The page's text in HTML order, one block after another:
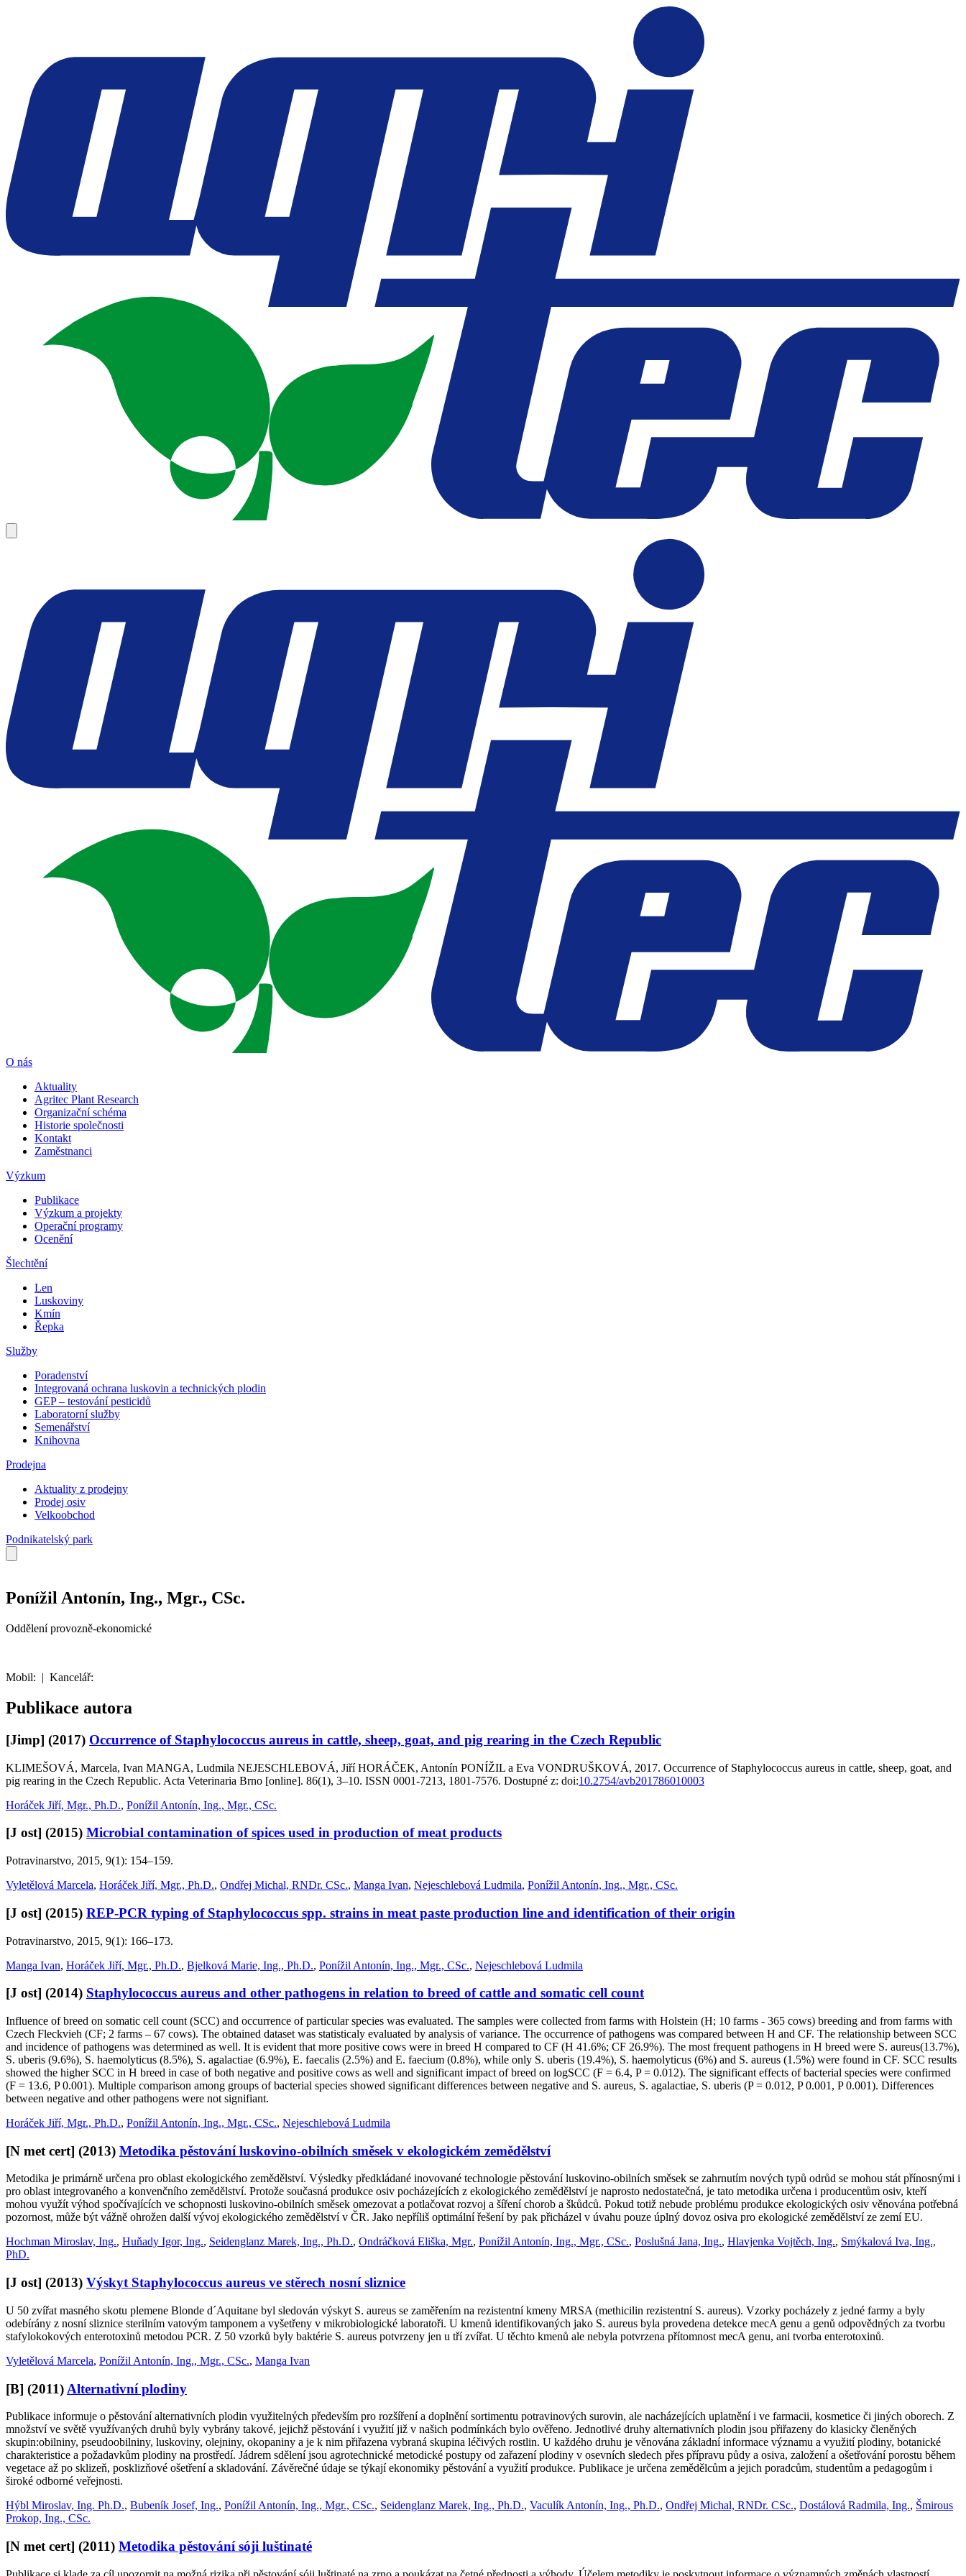
O nás
Aktuality
Agritec Plant Research
Organizační schéma
Historie společnosti
Kontakt
Zaměstnanci
Výzkum
Publikace
Výzkum a projekty
Operační programy
Ocenění
Šlechtění
Len
Luskoviny
Kmín
Řepka
Služby
Poradenství
Integrovaná ochrana luskovin a technických plodin
GEP – testování pesticidů
Laboratorní služby
Semenářství
Knihovna
Prodejna
Aktuality z prodejny
Prodej osiv
Velkoobchod
Podnikatelský park
Ponížil Antonín, Ing., Mgr., CSc.
Oddělení provozně-ekonomické
Mobil: | Kancelář:
Publikace autora
[Jimp] (2017) Occurrence of Staphylococcus aureus in cattle, sheep, goat, and pig rearing in the Czech Republic
KLIMEŠOVÁ, Marcela, Ivan MANGA, Ludmila NEJESCHLEBOVÁ, Jiří HORÁČEK, Antonín PONÍŽIL a Eva VONDRUŠKOVÁ, 2017. Occurrence of Staphylococcus aureus in cattle, sheep, goat, and
pig rearing in the Czech Republic. Acta Veterinaria Brno [online]. 86(1), 3–10. ISSN 0001-7213, 1801-7576. Dostupné z: doi:10.2754/avb201786010003
Horáček Jiří, Mgr., Ph.D., Ponížil Antonín, Ing., Mgr., CSc.
[J ost] (2015) Microbial contamination of spices used in production of meat products
Potravinarstvo, 2015, 9(1): 154–159.
Vyletělová Marcela, Horáček Jiří, Mgr., Ph.D., Ondřej Michal, RNDr. CSc., Manga Ivan, Nejeschlebová Ludmila, Ponížil Antonín, Ing., Mgr., CSc.
[J ost] (2015) REP-PCR typing of Staphylococcus spp. strains in meat paste production line and identification of their origin
Potravinarstvo, 2015, 9(1): 166–173.
Manga Ivan, Horáček Jiří, Mgr., Ph.D., Bjelková Marie, Ing., Ph.D., Ponížil Antonín, Ing., Mgr., CSc., Nejeschlebová Ludmila
[J ost] (2014) Staphylococcus aureus and other pathogens in relation to breed of cattle and somatic cell count
Influence of breed on somatic cell count (SCC) and occurrence of particular species was evaluated. The samples were collected from farms with Holstein (H; 10 farms - 365 cows) breeding and from farms with
Czech Fleckvieh (CF; 2 farms – 67 cows). The obtained dataset was statisticaly evaluated by analysis of variance. The occurrence of pathogens was compared between H and CF. The relationship between SCC
and incidence of pathogens was determined as well. It is evident that more positive cows were in breed H compared to CF (H 41.6%; CF 26.9%). The most frequent pathogens in H breed were S. aureus(13.7%),
S. uberis (9.6%), S. haemolyticus (8.5%), S. agalactiae (6.9%), E. faecalis (2.5%) and E. faecium (0.8%), while only S. uberis (19.4%), S. haemolyticus (6%) and S. aureus (1.5%) were found in CF. SCC results
showed the higher SCC in H breed in case of both negative and positive cows as well and significant impact of breed on logSCC (F = 6.4, P = 0.012). The significant effects of bacterial species were confirmed
(F = 13.6, P 0.001). Multiple comparison among groups of bacterial species showed significant differences between negative and S. aureus, S. agalactiae, S. uberis (P = 0.012, P 0.001, P 0.001). Differences
between negative and other pathogens were not signifiant.
Horáček Jiří, Mgr., Ph.D., Ponížil Antonín, Ing., Mgr., CSc., Nejeschlebová Ludmila
[N met cert] (2013) Metodika pěstování luskovino-obilních směsek v ekologickém zemědělství
Metodika je primárně určena pro oblast ekologického zemědělství. Výsledky předkládané inovované technologie pěstování luskovino-obilních směsek se zahrnutím nových typů odrůd se mohou stát přínosnými i
pro oblast integrovaného a konvenčního zemědělství. Protože současná produkce osiv pocházejících z ekologického zemědělství je naprosto nedostatečná, je tato metodika určena i producentům osiv, kteří
mohou využít výhod spočívajících ve schopnosti luskovino-obilních směsek omezovat a potlačovat rozvoj a šíření chorob a škůdců. Pokud totiž nebude problému produkce ekologických osiv věnována potřebná
pozornost, může být vážně ohrožen další vývoj ekologického zemědělství v ČR. Jako nepříliš optimální řešení by pak přicházel v úvahu pouze úplný dovoz osiva pro ekologické zemědělství ze zemí EU.
Hochman Miroslav, Ing., Huňady Igor, Ing., Seidenglanz Marek, Ing., Ph.D., Ondráčková Eliška, Mgr., Ponížil Antonín, Ing., Mgr., CSc., Poslušná Jana, Ing., Hlavjenka Vojtěch, Ing., Smýkalová Iva, Ing.,
PhD.
[J ost] (2013) Výskyt Staphylococcus aureus ve stěrech nosní sliznice
U 50 zvířat masného skotu plemene Blonde d´Aquitane byl sledován výskyt S. aureus se zaměřením na rezistentní kmeny MRSA (methicilin rezistentní S. aureus). Vzorky pocházely z jedné farmy a byly
odebírány z nosní sliznice sterilním vatovým tamponem a vyšetřeny v mikrobiologické laboratoři. U kmenů identifikovaných jako S. aureus byla provedena detekce mecA genu a genů odpovědných za tvorbu
stafylokokových enterotoxinů metodou PCR. Z 50 vzorků byly baktérie S. aureus potvrzeny jen u tří zvířat. U těchto kmenů ale nebyla potvrzena přítomnost mecA genu, ani tvorba enterotoxinů.
Vyletělová Marcela, Ponížil Antonín, Ing., Mgr., CSc., Manga Ivan
[B] (2011) Alternativní plodiny
Publikace informuje o pěstování alternativních plodin využitelných především pro rozšíření a doplnění sortimentu potravinových surovin, ale nacházejících uplatnění i ve farmacii, kosmetice či jiných oborech. Z
množství ve světě využívaných druhů byly vybrány takové, jejichž pěstování i využití již v našich podmínkách bylo ověřeno. Jednotlivé druhy alternativních plodin jsou přiřazeny do klasicky členěných
skupin:obilniny, pseudoobilniny, luskoviny, olejniny, okopaniny a je k nim přiřazena vybraná skupina léčivých rostlin. U každého druhu je věnována základní informace významu a využití plodiny, botanické
charakteristice a požadavkům plodiny na prostředí. Jádrem sdělení jsou agrotechnické metodické postupy od zařazení plodiny v osevních sledech přes přípravu půdy a osiva, založení a ošetřování porostu během
vegetace až po sklizeň, posklizňové ošetření a skladování. Závěrečné údaje se týkají ekonomiky pěstování a využití produkce. Publikace je určena zemědělcům a jejich poradcům, studentům a pedagogům i
široké odborné veřejnosti.
Hýbl Miroslav, Ing. Ph.D., Bubeník Josef, Ing., Ponížil Antonín, Ing., Mgr., CSc., Seidenglanz Marek, Ing., Ph.D., Vaculík Antonín, Ing., Ph.D., Ondřej Michal, RNDr. CSc., Dostálová Radmila, Ing., Šmirous
Prokop, Ing., CSc.
[N met cert] (2011) Metodika pěstování sóji luštinaté